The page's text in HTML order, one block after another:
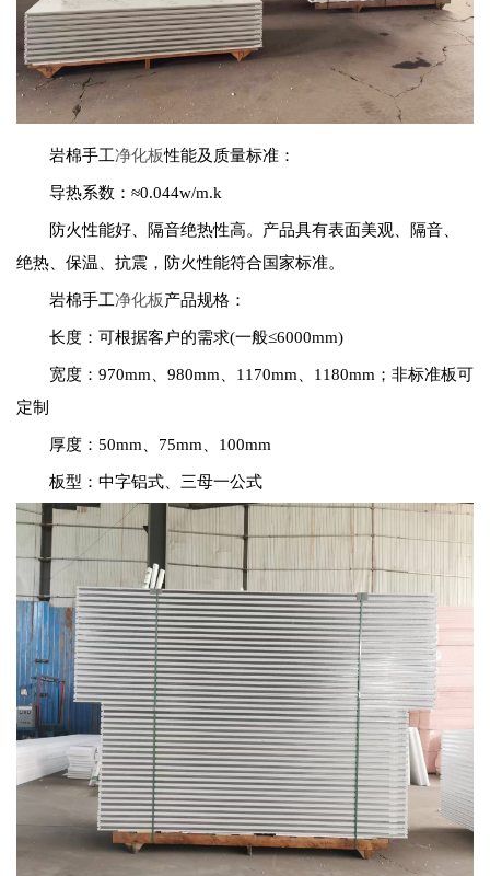
岩棉手工净化板性能及质量标准：
导热系数：≈0.044w/m.k
防火性能好、隔音绝热性高。产品具有表面美观、隔音、
绝热、保温、抗震，防火性能符合国家标准。
岩棉手工净化板产品规格：
长度：可根据客户的需求(一般≤6000mm)
宽度：970mm、980mm、1170mm、1180mm；非标准板可
定制
厚度：50mm、75mm、100mm
板型：中字铝式、三母一公式